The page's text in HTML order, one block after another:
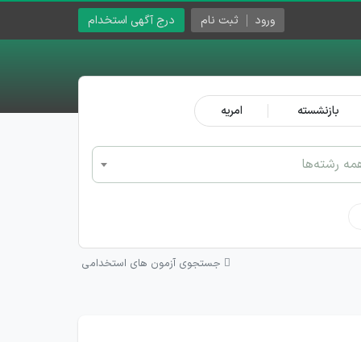
درج آگهی استخدام ورود ثبت نام
بازنشسته امریه
رشته‌ها
جستجوی آزمون های استخدامی